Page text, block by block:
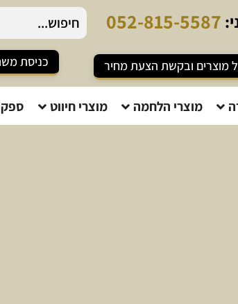
052-815-5587
מוצרים ובקשת הצעת מחיר כניסת
מוצרי הלחמה מוצרי חיווט